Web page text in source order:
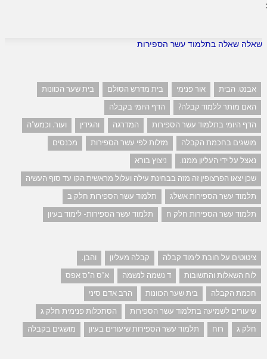
שאלה שאלה בתלמוד עשר הספירות
אבנט. הבית אור פנימי בית מדרש הסולם
בית שער הכוונות
האם מותר ללמוד קבלה?
הדף היומי בקבלה
הדף היומי בתלמוד עשר הספירות
המדרגה והגידין
ועור. וכמש"ה
מושגים בחכמת הקבלה
מזלות לפי עשר הספירות
מכנסים
נאצל על ידי העליון ממנו.
ניצוץ בורא
שכן יצאו הפרצופין זה מזה בבחינת עילה ועלול מראשית הקו עד סוף העשיה
תלמוד עשר הספירות אשלג
תלמוד עשר הספירות חלק ב
תלמוד עשר הספירות חלק ח
תלמוד עשר הספירות- לימוד בעיון
ציטוטים על חובת לימוד קבלה קבלה מעליון
והבן.
לוח השאלות והתשובות
ד נשמה לנשמה
א"ס ה"ס אפס
חכמת הקבלה
בית שער הכוונות
הרב אדם סיני
שיעורים לשמיעה בתלמוד עשר הספירות
הסתכלות פנימית חלק ג
חלק ג
רוח תלמוד עשר הספירות שיעורים בעיון מושגים בקבלה